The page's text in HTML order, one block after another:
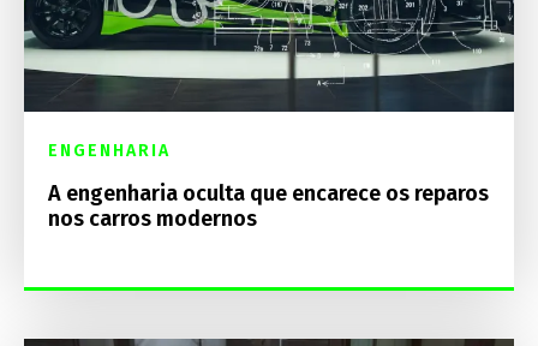
ENGENHARIA
A engenharia oculta que encarece os reparos
nos carros modernos